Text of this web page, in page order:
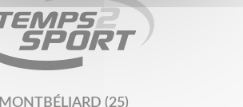
MONTBÉLIARD (25)